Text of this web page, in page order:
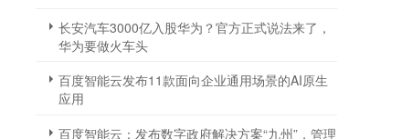
长安汽车3000亿入股华为？官方正式说法来了，
华为要做火车头
百度智能云发布11款面向企业通用场景的AI原生
应用
百度智能云：发布数字政府解决方案“九州”，管理